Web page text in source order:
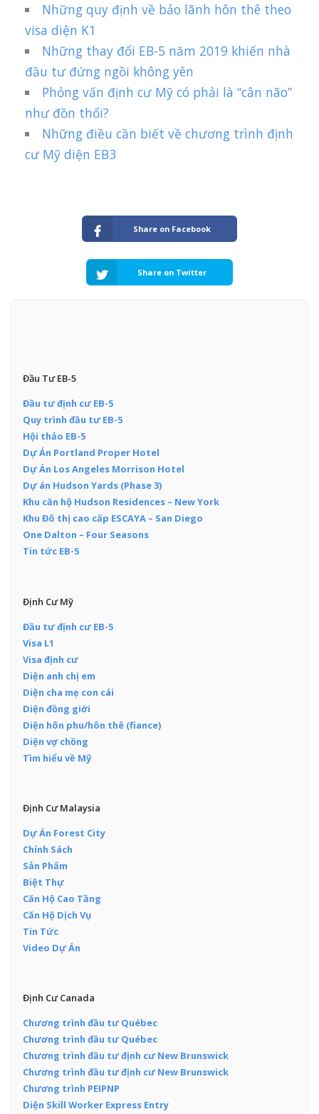
Những quy định về bảo lãnh hôn thê theo
visa diện K1
Những thay đổi EB-5 năm 2019 khiến nhà
đầu tư đứng ngồi không yên
Phỏng vấn định cư Mỹ có phải là “cân não”
như đồn thổi?
Những điều cần biết về chương trình định
cư Mỹ diện EB3
Share on Facebook
Share on Twitter
Đầu Tư EB-5
Đầu tư định cư EB-5
Quy trình đầu tư EB-5
Hội thảo EB-5
Dự Án Portland Proper Hotel
Dự Án Los Angeles Morrison Hotel
Dự án Hudson Yards (Phase 3)
Khu căn hộ Hudson Residences – New York
Khu Đô thị cao cấp ESCAYA – San Diego
One Dalton – Four Seasons
Tin tức EB-5
Định Cư Mỹ
Đầu tư định cư EB-5
Visa L1
Visa định cư
Diện anh chị em
Diện cha mẹ con cái
Diện đồng giới
Diện hôn phu/hôn thê (fiance)
Diện vợ chồng
Tìm hiểu về Mỹ
Định Cư Malaysia
Dự Án Forest City
Chính Sách
Sản Phẩm
Biệt Thự
Căn Hộ Cao Tầng
Căn Hộ Dịch Vụ
Tin Tức
Video Dự Án
Định Cư Canada
Chương trình đầu tư Québec
Chương trình đầu tư Québec
Chương trình đầu tư định cư New Brunswick
Chương trình đầu tư định cư New Brunswick
Chương trình PEIPNP
Diện Skill Worker Express Entry